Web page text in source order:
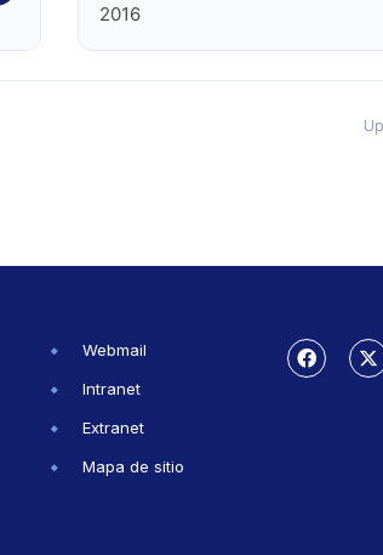
2016
Webmail
Intranet
Extranet
Mapa de sitio